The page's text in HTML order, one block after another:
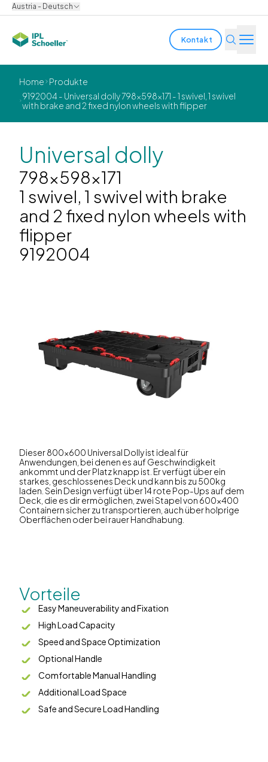
Austria - Deutsch
Kontakt
Branchen
Produkte & Lösungen
Nachhaltigkeit
Über uns
KarriereStandorte
Anleiheberichte
Home Produkte
9192004 - Universal dolly 798x598x171 - 1 swivel, 1 swivel
with brake and 2 fixed nylon wheels with flipper
Universal dolly
798x598x171
1 swivel, 1 swivel with brake
and 2 fixed nylon wheels with
flipper
9192004
Dieser 800x600 Universal Dolly ist ideal für
Anwendungen, bei denen es auf Geschwindigkeit
ankommt und der Platz knapp ist. Er verfügt über ein
starkes, geschlossenes Deck und kann bis zu 500kg
laden. Sein Design verfügt über 14 rote Pop-Ups auf dem
Deck, die es dir ermöglichen, zwei Stapel von 600x400
Containern sicher zu transportieren, auch über holprige
Oberflächen oder bei rauer Handhabung.
Vorteile
Easy Maneuverability and Fixation
High Load Capacity
Speed and Space Optimization
Optional Handle
Comfortable Manual Handling
Additional Load Space
Safe and Secure Load Handling